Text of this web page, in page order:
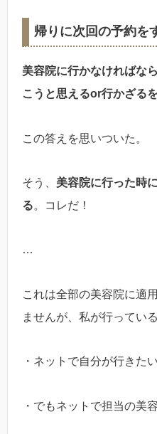
帰りに次回の予約を
美容院に行かなければな
こうと思えるor行かざる
この答えを思いついた。
そう、 美容院に行った時
る。コレだ！
…
これは全部の美容院に適
ませんが、私が行ってい
・ネットで自分が行きた
・でもネットで担当の美